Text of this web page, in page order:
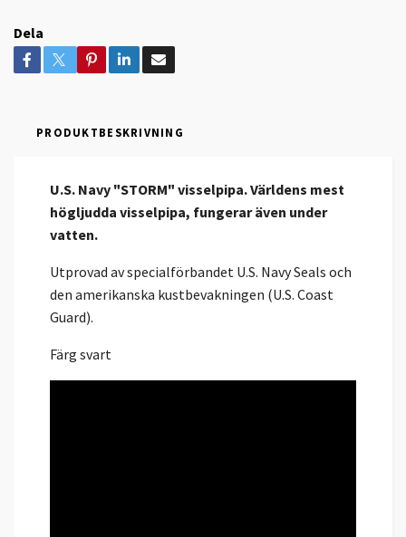
Dela
PRODUKTBESKRIVNING
U.S. Navy "STORM" visselpipa. Världens mest
högljudda visselpipa, fungerar även under
vatten.
Utprovad av specialförbandet U.S. Navy Seals och
den amerikanska kustbevakningen (U.S. Coast
Guard).
Färg svart